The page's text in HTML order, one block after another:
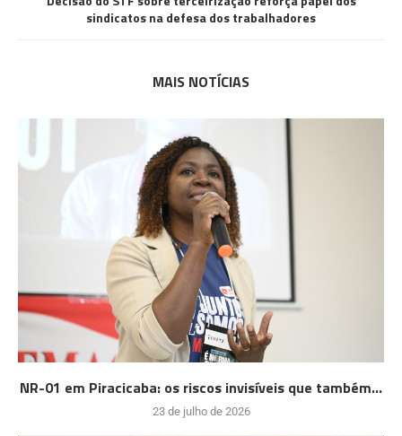
sindicatos na defesa dos trabalhadores
MAIS NOTÍCIAS
NR-01 em Piracicaba: os riscos invisíveis que também...
23 de julho de 2026